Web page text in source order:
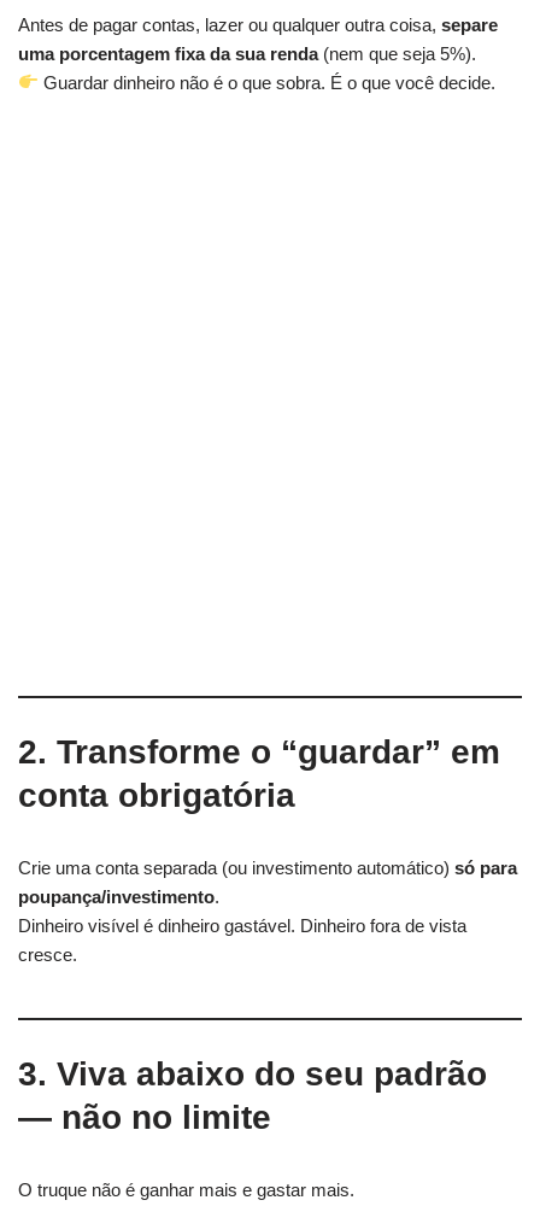
Antes de pagar contas, lazer ou qualquer outra coisa, separe
uma porcentagem fixa da sua renda(nem que seja 5%).
Guardar dinheiro não é o que sobra. É o que você decide.
2. Transforme o “guardar” em
conta obrigatória
Crie uma conta separada (ou investimento automático) só para
poupança/investimento.
Dinheiro visível é dinheiro gastável. Dinheiro fora de vista
cresce.
3. Viva abaixo do seu padrão
— não no limite
O truque não é ganhar mais e gastar mais.